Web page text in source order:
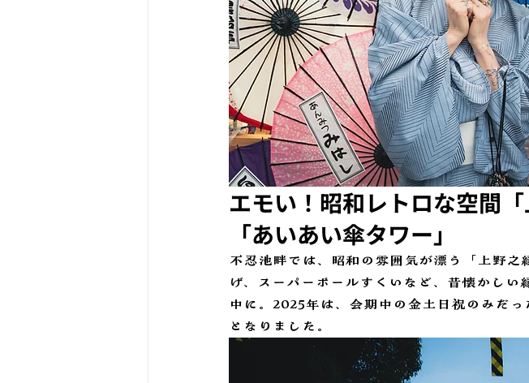
エモい！昭和レトロな空間
「あいあい傘タワー」
不忍池畔では、昭和の雰囲気が漂う「上野
げ、スーパーボールすくいなど、昔懐かし
中に。2025年は、会期中の金土日祝のみだっ
となりました。